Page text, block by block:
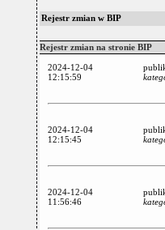
Rejestr zmian w BIP
Rejestr zmian na stronie BIP
2024-12-04
12:15:59
2024-12-04
12:15:45
2024-12-04
11:56:46